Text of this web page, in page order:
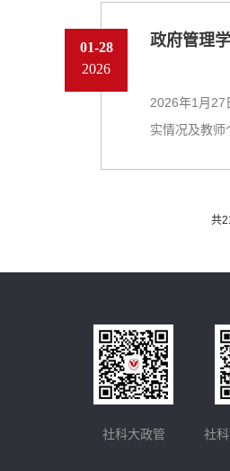
01-28
2026
政府管理
2026年1月27
实情况及教师
共
社科大政管 社